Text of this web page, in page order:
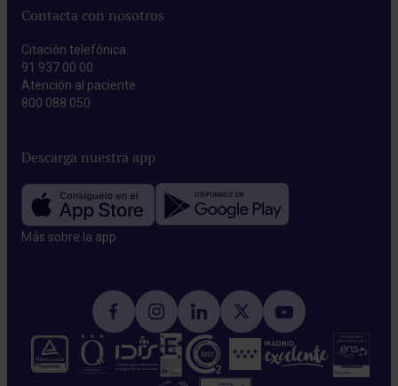
Contacta con nosotros
Citación telefónica
91 937 00 00
Atención al paciente
800 088 050
Descarga nuestra app
Más sobre la app​